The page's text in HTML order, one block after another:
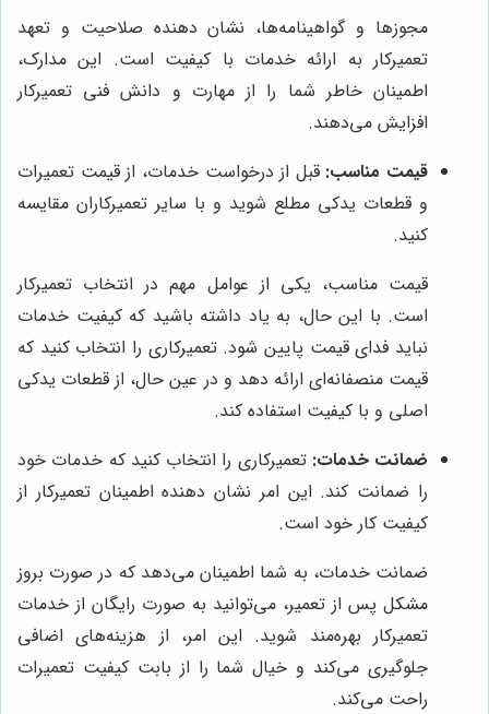
مجوزها و گواهینامه‌ها، نشان دهنده صلاحیت و تعهد
تعمیرکار به ارائه خدمات با کیفیت است. این مدارک،
اطمینان خاطر شما را از مهارت و دانش فنی تعمیرکار
افزایش می‌دهند.
قیمت مناسب: قبل از درخواست خدمات، از قیمت تعمیرات
و قطعات یدکی مطلع شوید و با سایر تعمیرکاران مقایسه
کنید.
قیمت مناسب، یکی از عوامل مهم در انتخاب تعمیرکار
است. با این حال، به یاد داشته باشید که کیفیت خدمات
نباید فدای قیمت پایین شود. تعمیرکاری را انتخاب کنید که
قیمت منصفانه‌ای ارائه دهد و در عین حال، از قطعات یدکی
اصلی و با کیفیت استفاده کند.
ضمانت خدمات: تعمیرکاری را انتخاب کنید که خدمات خود
را ضمانت کند. این امر نشان دهنده اطمینان تعمیرکار از
کیفیت کار خود است.
ضمانت خدمات، به شما اطمینان می‌دهد که در صورت بروز
مشکل پس از تعمیر، می‌توانید به صورت رایگان از خدمات
تعمیرکار بهره‌مند شوید. این امر، از هزینه‌های اضافی
جلوگیری می‌کند و خیال شما را از بابت کیفیت تعمیرات
راحت می‌کند.